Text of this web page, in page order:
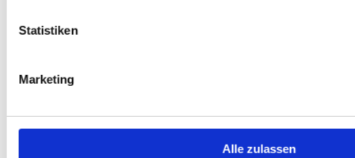
Statistiken
Marketing
Alle zulassen
Juli 2020
April 2020
März 2019